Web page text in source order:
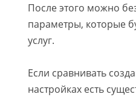
После этого можно
параметры, которые
услуг.
Если сравнивать
настройках есть